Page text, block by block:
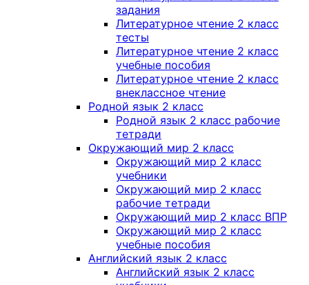
задания
Литературное чтение 2 класс
тесты
Литературное чтение 2 класс
учебные пособия
Литературное чтение 2 класс
внеклассное чтение
Родной язык 2 класс
Родной язык 2 класс рабочие
тетради
Окружающий мир 2 класс
Окружающий мир 2 класс
учебники
Окружающий мир 2 класс
рабочие тетради
Окружающий мир 2 класс ВПР
Окружающий мир 2 класс
учебные пособия
Английский язык 2 класс
Английский язык 2 класс